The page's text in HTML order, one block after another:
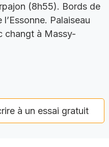
(8h55). Bords de
Palaiseau
changt à Massy-
à un essai gratuit